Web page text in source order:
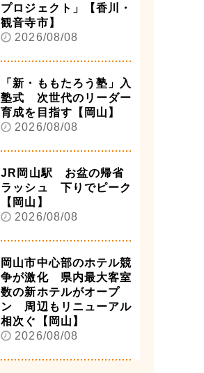
プロジェクト」【香川・
観音寺市】
2026/08/08
「新・ももたろう塾」入
塾式 次世代のリーダー
育成を目指す【岡山】
2026/08/08
JR岡山駅 お盆の帰省
ラッシュ 下りでピーク
【岡山】
2026/08/08
岡山市中心部のホテル競
争が激化 県内最大客室
数の新ホテルがオープ
ン 周辺もリニューアル
相次ぐ【岡山】
2026/08/08